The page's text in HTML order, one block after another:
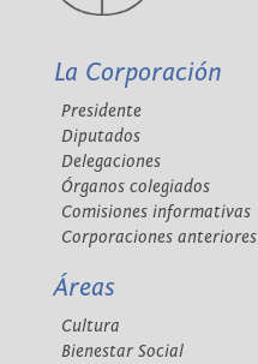
La Corporación
Presidente
Diputados
Delegaciones
Órganos colegiados
Comisiones informativas
Corporaciones anteriores
Áreas
Cultura
Bienestar Social